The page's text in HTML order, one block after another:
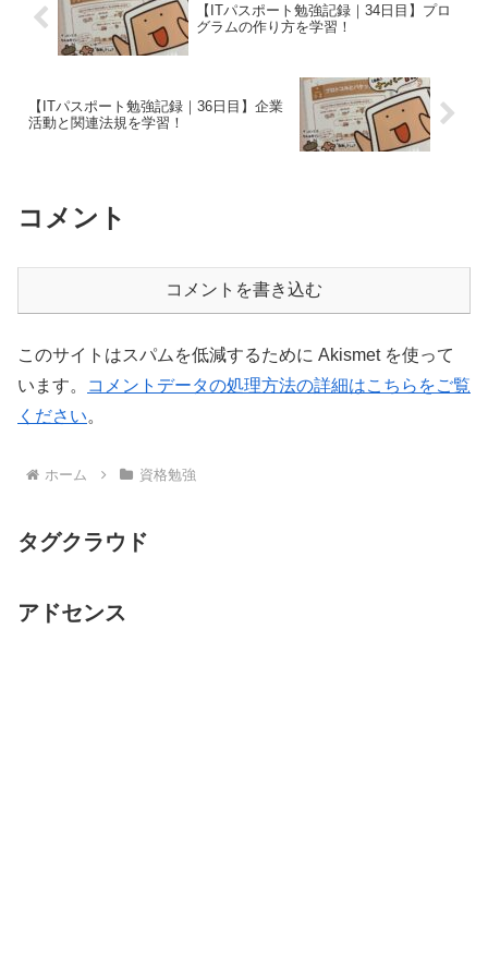
【ITパスポート勉強記録｜34日目】プロ
グラムの作り方を学習！
【ITパスポート勉強記録｜36日目】企業
活動と関連法規を学習！
コメント
コメントを書き込む
このサイトはスパムを低減するために Akismet を使って
います。
コメントデータの処理方法の詳細はこちらをご覧
ください。
ホーム 資格勉強
タグクラウド
アドセンス